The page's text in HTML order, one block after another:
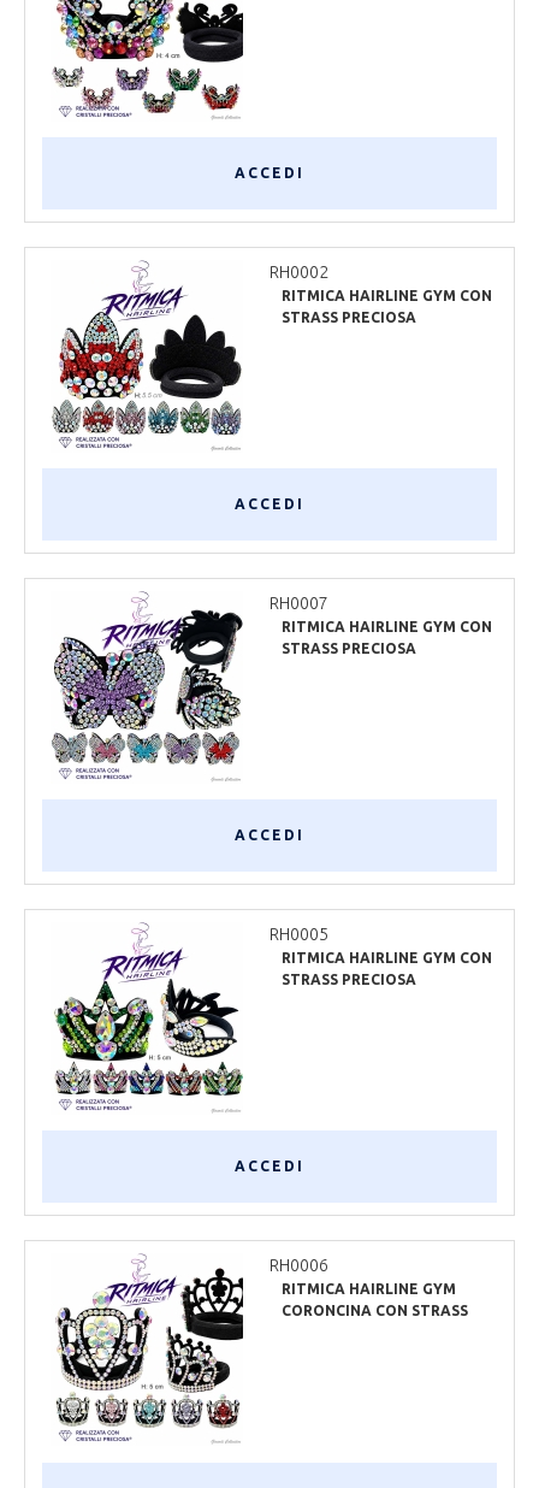
ACCEDI
RH0002
RITMICA HAIRLINE GYM CON
STRASS PRECIOSA
ACCEDI
RH0007
RITMICA HAIRLINE GYM CON
STRASS PRECIOSA
ACCEDI
RH0005
RITMICA HAIRLINE GYM CON
STRASS PRECIOSA
ACCEDI
RH0006
RITMICA HAIRLINE GYM
CORONCINA CON STRASS